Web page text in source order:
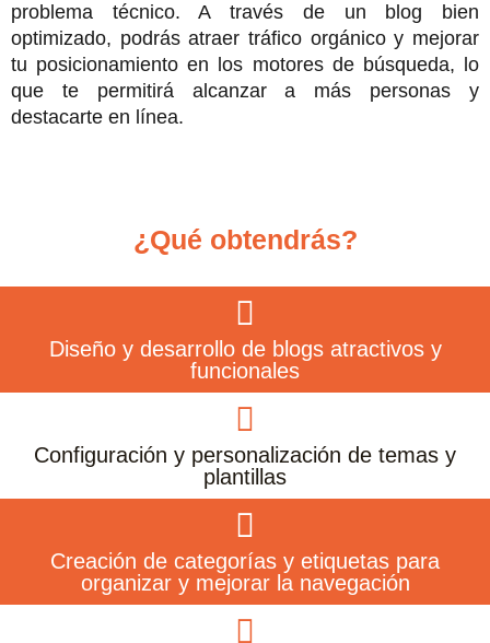
problema técnico. A través de un blog bien
optimizado, podrás atraer tráfico orgánico y mejorar
tu posicionamiento en los motores de búsqueda, lo
que te permitirá alcanzar a más personas y
destacarte en línea.
¿Qué obtendrás?
Diseño y desarrollo de blogs atractivos y
funcionales
Configuración y personalización de temas y
plantillas
Creación de categorías y etiquetas para
organizar y mejorar la navegación